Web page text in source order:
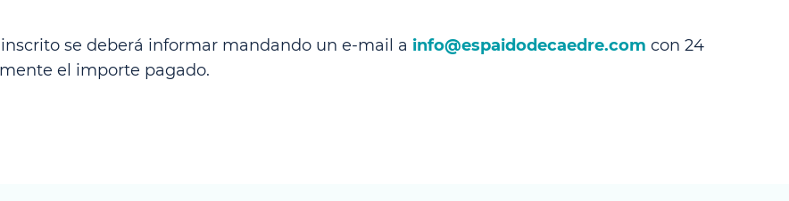
se deberá informar mandando un e-mail a info@espaidodecaedre.com con 24
el importe pagado.